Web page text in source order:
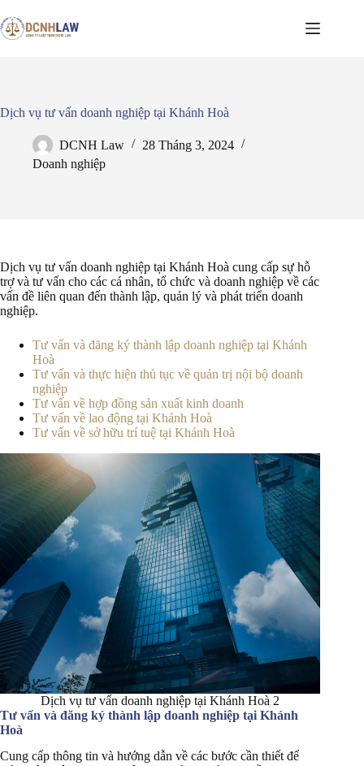
đến
phần
Dịch vụ tư vấn doanh nghiệp tại Khánh Hoà
DCNH Law
28 Tháng 3, 2024
Doanh nghiệp
Dịch vụ tư vấn doanh nghiệp tại Khánh Hoà cung cấp sự hỗ
trợ và tư vấn cho các cá nhân, tổ chức và doanh nghiệp về các
vấn đề liên quan đến thành lập, quản lý và phát triển doanh
nghiệp.
Tư vấn và đăng ký thành lập doanh nghiệp tại Khánh
Hoà
Tư vấn và thực hiện thủ tục về quản trị nội bộ doanh
nghiệp
Tư vấn về hợp đồng sản xuất kinh doanh
Tư vấn về lao động tại Khánh Hoà
Tư vấn về sở hữu trí tuệ tại Khánh Hoà
Dịch vụ tư vấn doanh nghiệp tại Khánh Hoà 2
Tư vấn và đăng ký thành lập doanh nghiệp tại Khánh
Hoà
Cung cấp thông tin và hướng dẫn về các bước cần thiết để